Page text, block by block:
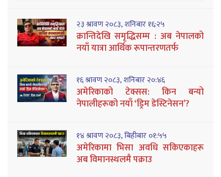
२३ श्रावण २०८३, शनिबार १६:२५
क्रान्तिदेखि समृद्धिसम्म : अब नेपालको
नयाँ यात्रा आर्थिक रूपान्तरणतर्फ
१६ श्रावण २०८३, शनिबार २०:४६
अमेरिकाको टेक्सस: किन बन्यो
नेपालीहरूको नयाँ ‘ड्रिम डेस्टिनेसन’?
१४ श्रावण २०८३, बिहीबार ०१:५५
अमेरिकामा भिसा अवधि सकिएकाहरू
अब विमानस्थलमै पक्राउ